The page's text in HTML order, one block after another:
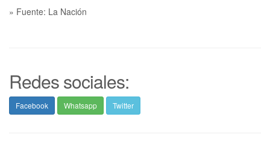
» Fuente: La Nación
Redes sociales:
Facebook Whatsapp Twitter